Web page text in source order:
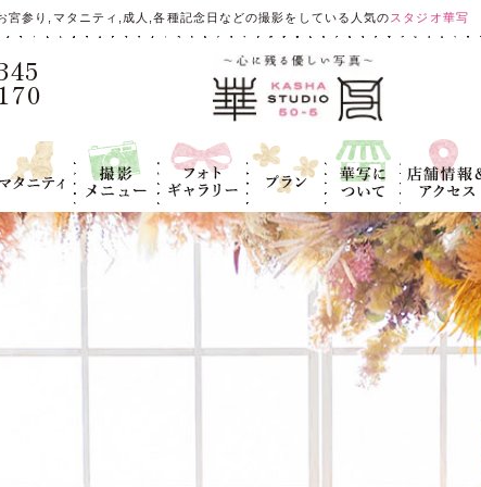
宮参り,マタニティ,成人,各種記念日などの撮影をしている人気のスタジオ華写
タニティ
撮影メニュ
ー
フォトギャラ
リー
プラン
華写につい
て
店舗情報＆ア
クセス